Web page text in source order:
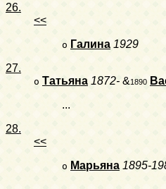
26.
<<
o Галина 1929
27.
o Татьяна 1872- &1890
...
28.
<<
o Марьяна 1895-